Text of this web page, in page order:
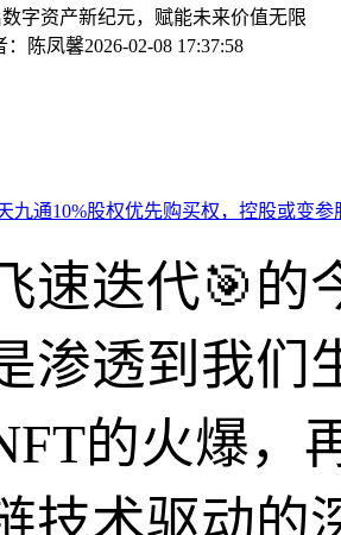
字资产新纪元，赋能未来价值无限
：陈凤馨2026-02-08 17:37:58
速迭代🎯的
渗透到我们
的火爆，
技术驱动的